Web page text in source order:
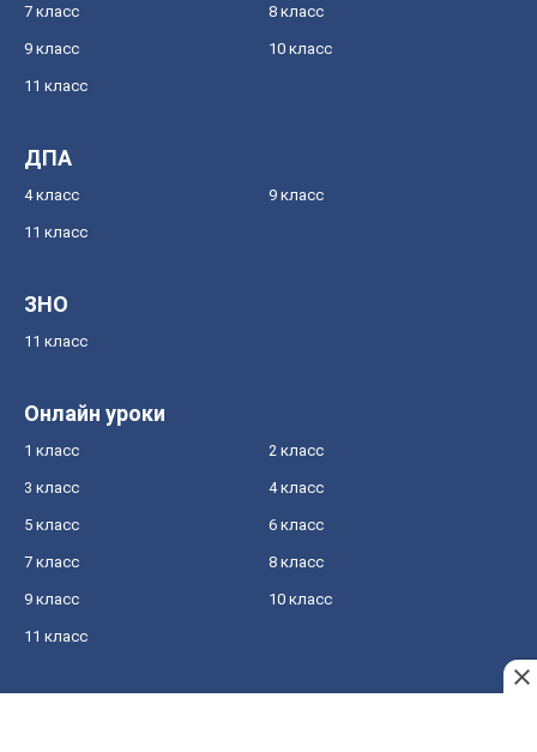
7 класс 8 класс
9 класс 10 класс
11 класс
ДПА
4 класс 9 класс
11 класс
ЗНО
11 класс
Онлайн уроки
1 класс 2 класс
3 класс 4 класс
5 класс 6 класс
7 класс 8 класс
9 класс 10 класс
11 класс